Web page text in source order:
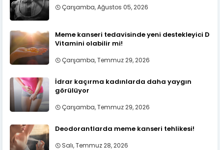
Çarşamba, Ağustos 05, 2026
Meme kanseri tedavisinde yeni destekleyici D
Vitamini olabilir mi!
Çarşamba, Temmuz 29, 2026
İdrar kaçırma kadınlarda daha yaygın
görülüyor
Çarşamba, Temmuz 29, 2026
Deodorantlarda meme kanseri tehlikesi!
Salı, Temmuz 28, 2026